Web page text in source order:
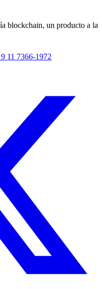
blockchain, un producto a la
11 7366-1972